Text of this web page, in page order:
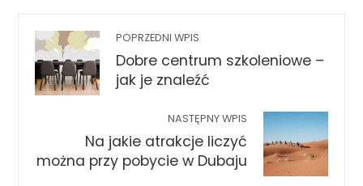
POPRZEDNI WPIS
Dobre centrum szkoleniowe –
jak je znaleźć
NASTĘPNY WPIS
Na jakie atrakcje liczyć
można przy pobycie w Dubaju